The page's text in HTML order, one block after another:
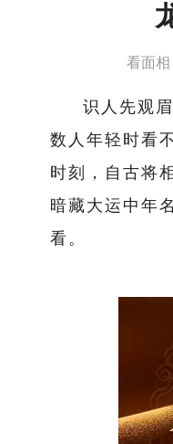
看面相
识人先观
数人年轻时看
时刻，自古将
暗藏大运中年
看。